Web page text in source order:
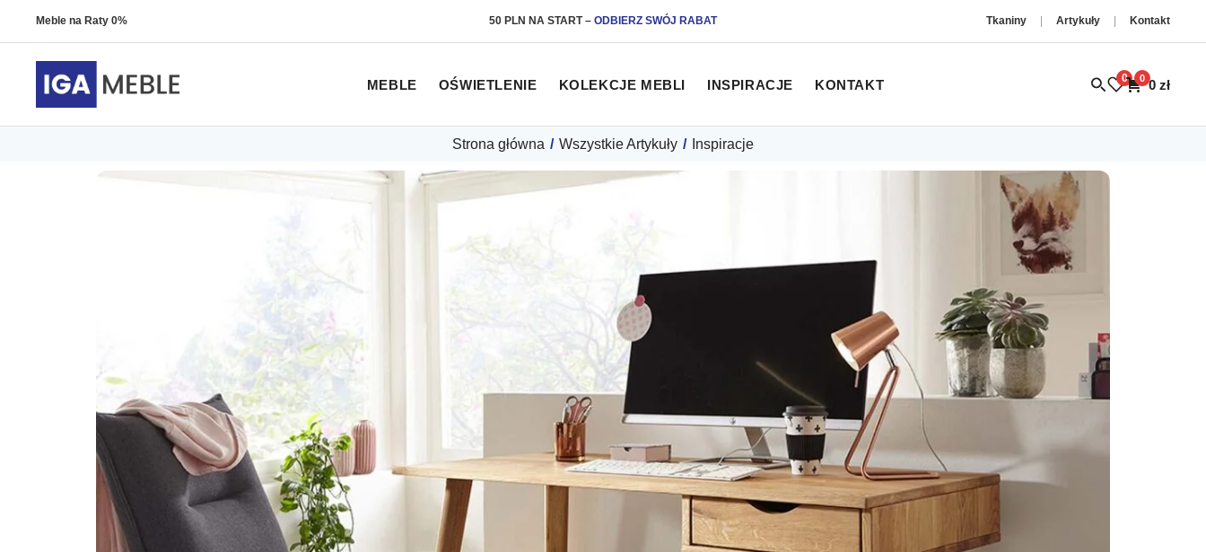
Meble na Raty 0% 50 PLN NA START– ODBIERZ SWÓJ RABAT Tkaniny Artykuły Kontakt
MEBLE OŚWIETLENIE KOLEKCJE MEBLI INSPIRACJE KONTAKT 0 0 0 zł
Strona główna / Wszystkie Artykuły / Inspiracje